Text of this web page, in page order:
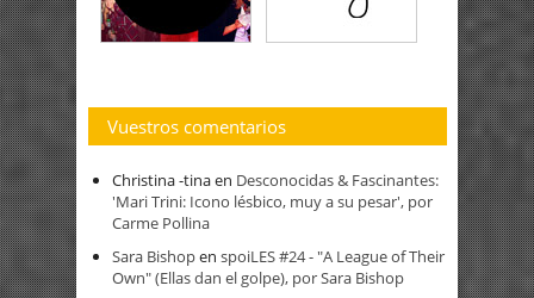
Vuestros comentarios
Christina -tinaen Desconocidas & Fascinantes:
'Mari Trini: Icono lésbico, muy a su pesar', por
Carme Pollina
Sara Bishopen spoiLES #24 - "A League of Their
Own" (Ellas dan el golpe), por Sara Bishop